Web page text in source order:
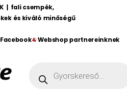
| fali csempék,
és kiváló minőségű
Webshop partnereinknek